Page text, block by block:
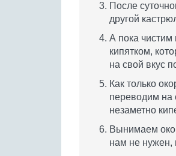
После
другой
А пока
кипятком,
на свой вкус
Как только
переводим на
незаметно
Вынимаем
нам не